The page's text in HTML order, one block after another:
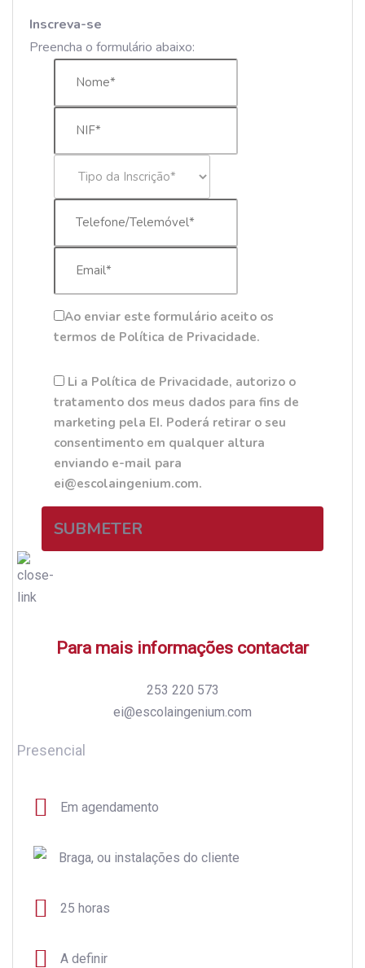
Inscreva-se
Preencha o formulário abaixo:
Ao enviar este formulário aceito os
termos de Política de Privacidade.
Li a Política de Privacidade, autorizo o
tratamento dos meus dados para fins de
marketing pela EI. Poderá retirar o seu
consentimento em qualquer altura
enviando e-mail para
ei@escolaingenium.com.
SUBMETER
Para mais informações contactar
253 220 573
ei@escolaingenium.com
Presencial
Em agendamento
Braga, ou instalações do cliente
25 horas
A definir